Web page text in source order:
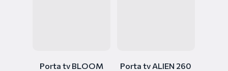
Porta tv BLOOM
Porta tv ALIEN 260